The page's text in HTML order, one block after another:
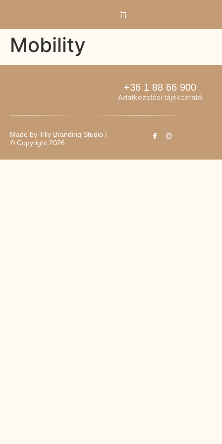
Mobility
+36 1 88 66 900
Adatkezelési tájékoztató
Made by Tilly Branding Studio |
© Copyright 2026